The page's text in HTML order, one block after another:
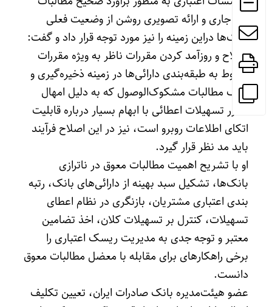
غیر جاری و ارائه تصویری روشن از وضعیت فعلی
بانک‌ها دراین زمینه را نیز مورد توجه قرار داد و گفت:
اصلاح و روزآمد کردن مقررات ناظر به ویژه مقررات
مربوط به طبقه‌بندی دارائی‌ها در زمینه ذخیره‌گیری و
حذف مطالبات مشکوک‌الوصول که به دلیل امهال
مکرر تسهیلات اعطائی با ابهام بسیار درباره قابلیت
اتکای اطلاعات روبرو است، نیز در این اصلاح فرآیند
باید مد نظر قرار گیرد.
او با تشریح اهمیت مطالبات معوق در ناترازی
بانک‌ها، تشکیل سبد بهینه از دارائی‌های بانک، رتبه
بندی اعتباری مشتریان، بازنگری در نظام اعطای
تسهیلات، کنترل بر تسهیلات کلان، اخذ تضامین
معتبر و توجه جدی به مدیریت ریسک اعتباری را
برخی راهکارهای برای مقابله با معضل مطالبات معوق
دانست.
عضو هیئت‌مدیره بانک صادرات ایران، تعیین تکلیف